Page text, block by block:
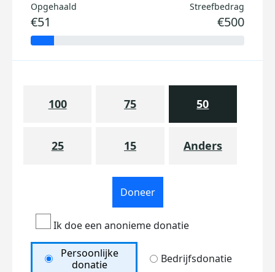
Opgehaald
€51
Streefbedrag
€500
100 75 50
25 15 Anders
Doneer
Ik doe een anonieme donatie
Persoonlijke
donatie
Bedrijfsdonatie